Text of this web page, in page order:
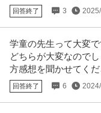
店舗管理・店舗運営 ／
統括・自治体折衝を担
株式会社テンダーラビング
職場内禁煙 育児サポートあ
【職種】サービス＞店舗管
性などに応じ、当該求人をビ
回答終了 3
学童の先生って大変
どちらが大変なので
方感想を聞かせてく
回答終了 6